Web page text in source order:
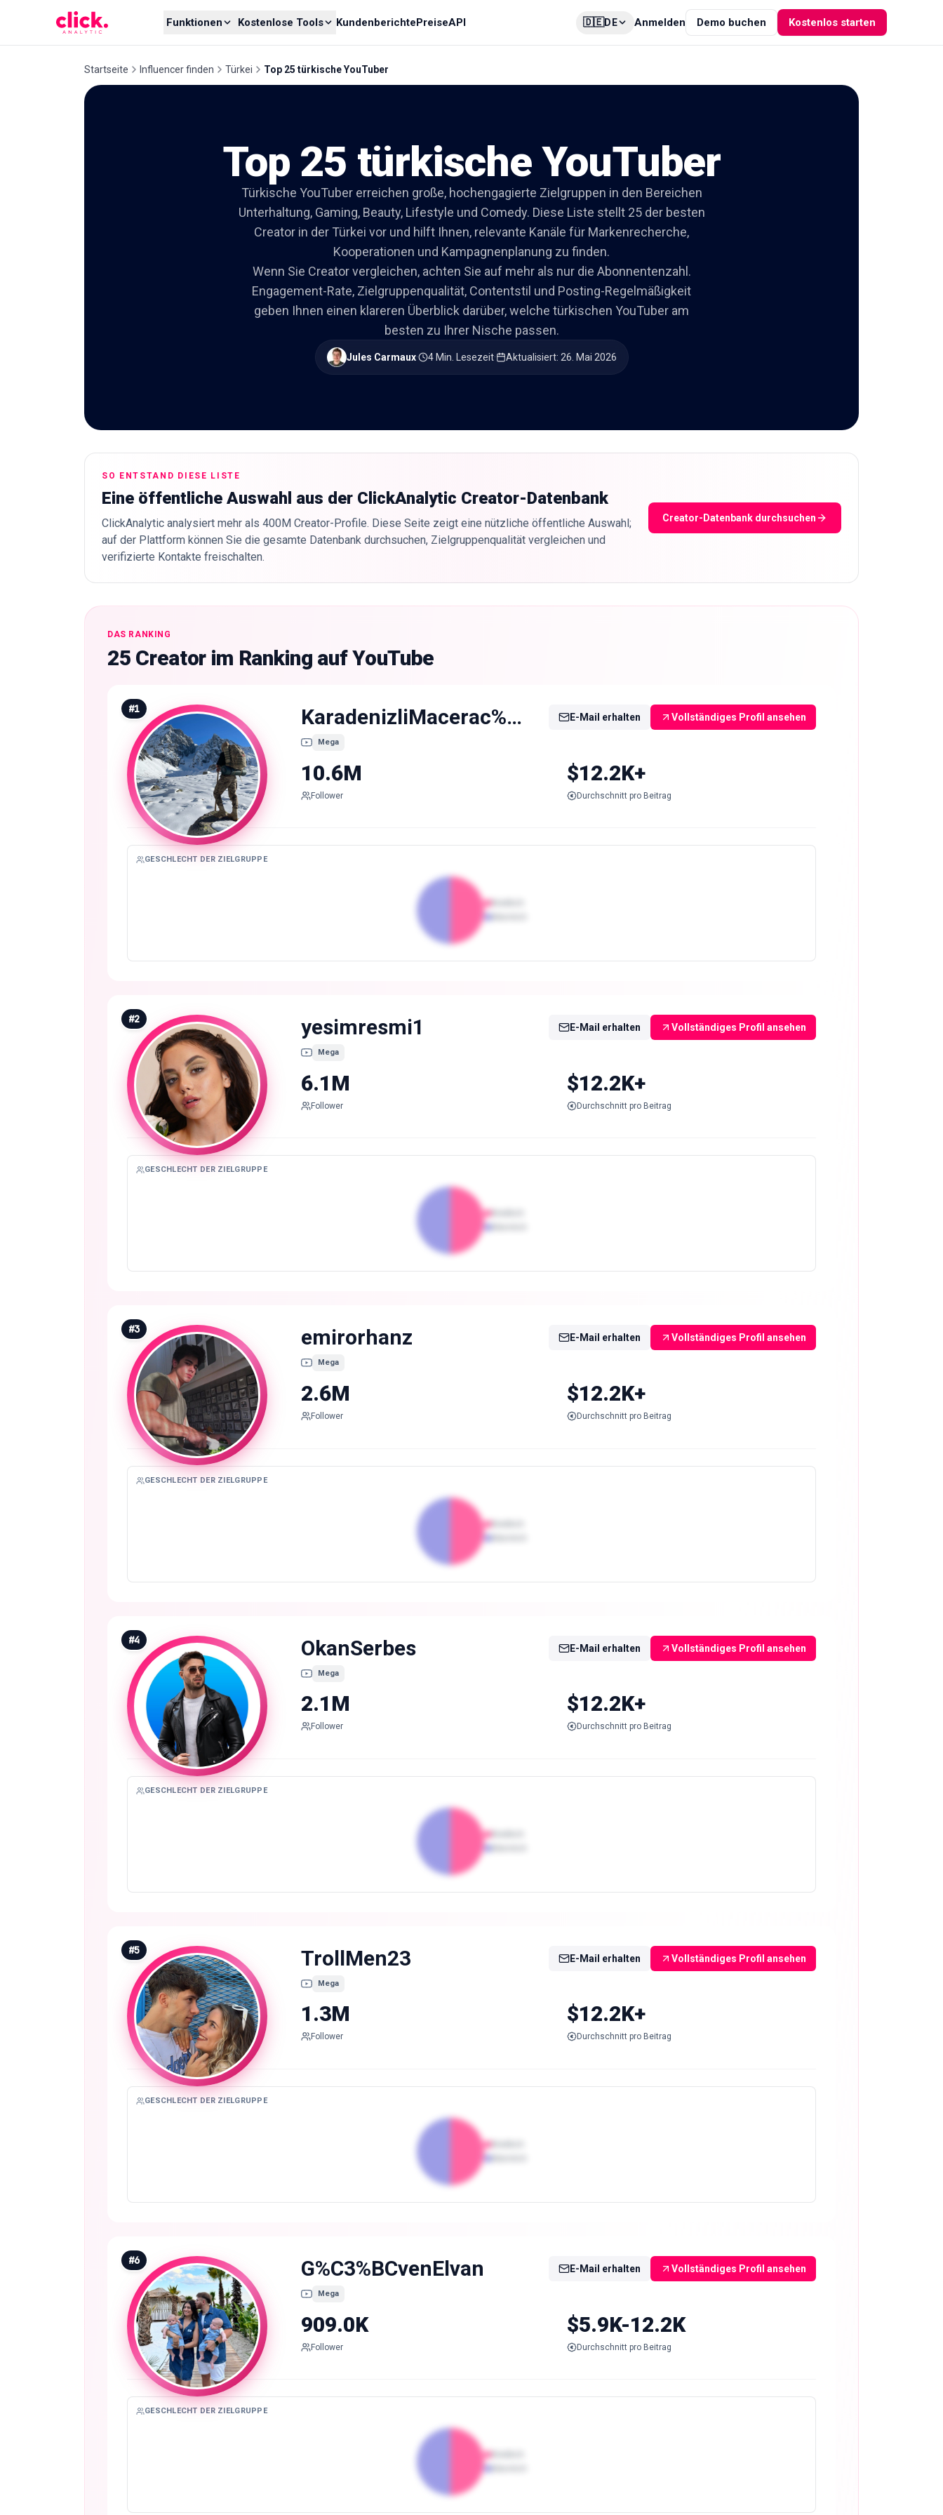
Funktionen Kostenlose Tools KundenberichtePreiseAPI 🇩🇪DE Anmelden Demo buchen Kostenlos starten
Startseite Influencer finden Türkei Top 25 türkische YouTuber
Top 25 türkische YouTuber
Türkische YouTuber erreichen große, hochengagierte Zielgruppen in den Bereichen
Unterhaltung, Gaming, Beauty, Lifestyle und Comedy. Diese Liste stellt 25 der besten
Creator in der Türkei vor und hilft Ihnen, relevante Kanäle für Markenrecherche,
Kooperationen und Kampagnenplanung zu finden.
Wenn Sie Creator vergleichen, achten Sie auf mehr als nur die Abonnentenzahl.
Engagement-Rate, Zielgruppenqualität, Contentstil und Posting-Regelmäßigkeit
geben Ihnen einen klareren Überblick darüber, welche türkischen YouTuber am
besten zu Ihrer Nische passen.
Jules Carmaux· 4 Min. Lesezeit· Aktualisiert: 26. Mai 2026
SO ENTSTAND DIESE LISTE
Eine öffentliche Auswahl aus der ClickAnalytic Creator-Datenbank
ClickAnalytic analysiert mehr als 400M Creator-Profile. Diese Seite zeigt eine nützliche öffentliche Auswahl;
auf der Plattform können Sie die gesamte Datenbank durchsuchen, Zielgruppenqualität vergleichen und
verifizierte Kontakte freischalten.
Creator-Datenbank durchsuchen
DAS RANKING
25 Creator im Ranking auf YouTube
#1 KaradenizliMacerac%C4%B1
Mega
E-Mail erhalten Vollständiges Profil ansehen
10.6M
Follower
$12.2K+
Durchschnitt pro Beitrag
GESCHLECHT DER ZIELGRUPPE
#2 yesimresmi1
Mega
E-Mail erhalten Vollständiges Profil ansehen
6.1M
Follower
$12.2K+
Durchschnitt pro Beitrag
GESCHLECHT DER ZIELGRUPPE
#3 emirorhanz
Mega
E-Mail erhalten Vollständiges Profil ansehen
2.6M
Follower
$12.2K+
Durchschnitt pro Beitrag
GESCHLECHT DER ZIELGRUPPE
Weiblich
#4 OkanSerbes
Mega
E-Mail erhalten Vollständiges Profil ansehen
2.1M
Follower
$12.2K+
Durchschnitt pro Beitrag
GESCHLECHT DER ZIELGRUPPE
Weiblich
#5 TrollMen23
Mega
E-Mail erhalten Vollständiges Profil ansehen
1.3M
Follower
$12.2K+
Durchschnitt pro Beitrag
GESCHLECHT DER ZIELGRUPPE
#6 G%C3%BCvenElvan
Mega
E-Mail erhalten Vollständiges Profil ansehen
909.0K
Follower
$5.9K-12.2K
Durchschnitt pro Beitrag
GESCHLECHT DER ZIELGRUPPE